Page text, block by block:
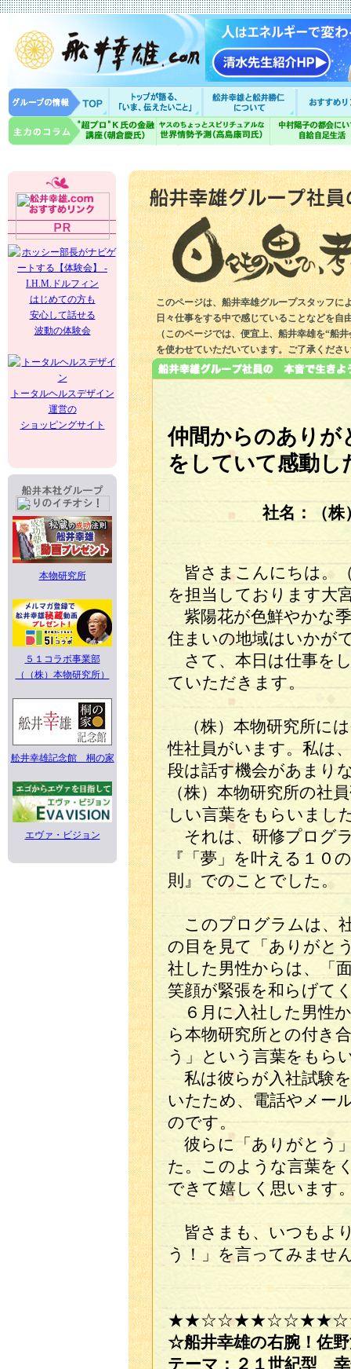
はじめての方も
安心して話せる
波動の体験会
トータルヘルスデザイン
運営の
ショッピングサイト
本物研究所
５１コラボ事業部
（（株）本物研究所）
舩井幸雄記念館 桐の家
エヴァ・ビジョン
このページは、船井幸雄グループスタッフに
日々仕事をする中で感じていることなどを自
（このページでは、便宜上、船井幸雄を“船
を使わせていただいています。ご了承くださ
仲間からのあり
をしていて感動し
社名：（
皆さまこんにちは。
を担当しております大
紫陽花が色鮮やかな
住まいの地域はいかが
さて、本日は仕事を
ていただきます。
（株）本物研究所に
性社員がいます。私は
段は話す機会があまり
（株）本物研究所の社
しい言葉をもらいまし
それは、研修プログ
『「夢」を叶える１０
則』でのことでした。
このプログラムは、
の目を見て「ありがと
社した男性からは、「
笑顔が緊張を和らげて
６月に入社した男性
ら本物研究所との付き
う」という言葉をもら
私は彼らが入社試験
いたため、電話やメー
のです。
彼らに「ありがとう
た。このような言葉を
できて嬉しく思います
皆さまも、いつもよ
う！」を言ってみませ
☆船井幸雄の右腕！佐
テーマ：２１世紀型